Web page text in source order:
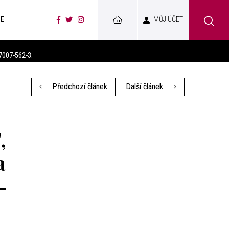
MŮJ ÚČET
562-3.
Předchozí článek Další článek